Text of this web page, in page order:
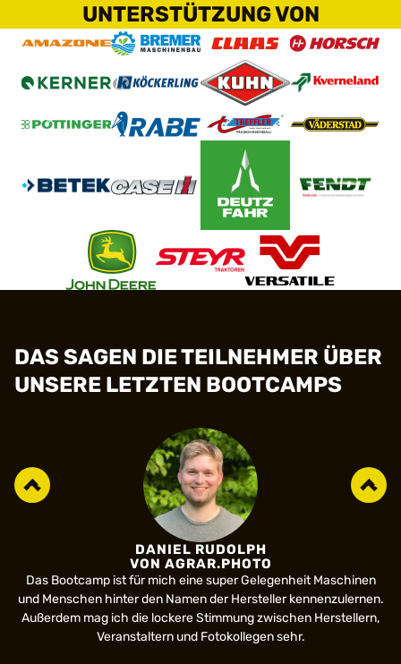
UNTERSTÜTZUNG VON
DAS SAGEN DIE TEILNEHMER ÜBER
UNSERE LETZTEN BOOTCAMPS
DANIEL RUDOLPH
VON AGRAR.PHOTO
Das Bootcamp ist für mich eine super Gelegenheit Maschinen
und Menschen hinter den Namen der Hersteller kennenzulernen.
Außerdem mag ich die lockere Stimmung zwischen Herstellern,
Veranstaltern und Fotokollegen sehr.